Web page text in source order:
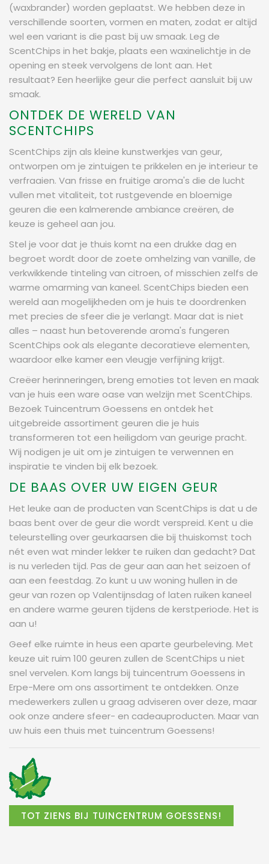
(waxbrander) worden geplaatst. We hebben deze in
verschillende soorten, vormen en maten, zodat er altijd
wel een variant is die past bij uw smaak. Leg de
ScentChips in het bakje, plaats een waxinelichtje in de
opening en steek vervolgens de lont aan. Het
resultaat? Een heerlijke geur die perfect aansluit bij uw
smaak.
ONTDEK DE WERELD VAN
SCENTCHIPS
ScentChips zijn als kleine kunstwerkjes van geur,
ontworpen om je zintuigen te prikkelen en je interieur te
verfraaien. Van frisse en fruitige aroma's die de lucht
vullen met vitaliteit, tot rustgevende en bloemige
geuren die een kalmerende ambiance creëren, de
keuze is geheel aan jou.
Stel je voor dat je thuis komt na een drukke dag en
begroet wordt door de zoete omhelzing van vanille, de
verkwikkende tinteling van citroen, of misschien zelfs de
warme omarming van kaneel. ScentChips bieden een
wereld aan mogelijkheden om je huis te doordrenken
met precies de sfeer die je verlangt. Maar dat is niet
alles – naast hun betoverende aroma's fungeren
ScentChips ook als elegante decoratieve elementen,
waardoor elke kamer een vleugje verfijning krijgt.
Creëer herinneringen, breng emoties tot leven en maak
van je huis een ware oase van welzijn met ScentChips.
Bezoek Tuincentrum Goessens en ontdek het
uitgebreide assortiment geuren die je huis
transformeren tot een heiligdom van geurige pracht.
Wij nodigen je uit om je zintuigen te verwennen en
inspiratie te vinden bij elk bezoek.
DE BAAS OVER UW EIGEN GEUR
Het leuke aan de producten van ScentChips is dat u de
baas bent over de geur die wordt verspreid. Kent u die
teleurstelling over geurkaarsen die bij thuiskomst toch
nét even wat minder lekker te ruiken dan gedacht? Dat
is nu verleden tijd. Pas de geur aan aan het seizoen of
aan een feestdag. Zo kunt u uw woning hullen in de
geur van rozen op Valentijnsdag of laten ruiken kaneel
en andere warme geuren tijdens de kerstperiode. Het is
aan u!
Geef elke ruimte in heus een aparte geurbeleving. Met
keuze uit ruim 100 geuren zullen de ScentChips u niet
snel vervelen. Kom langs bij tuincentrum Goessens in
Erpe-Mere om ons assortiment te ontdekken. Onze
medewerkers zullen u graag adviseren over deze, maar
ook onze andere sfeer- en cadeauproducten. Maar van
uw huis een thuis met tuincentrum Goessens!
TOT ZIENS BIJ TUINCENTRUM GOESSENS!